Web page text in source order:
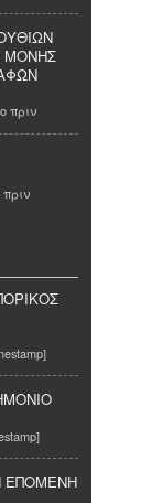
ΜΟΝΗΣ
πριν
πριν
ΕΠΟΜΕΝΗ